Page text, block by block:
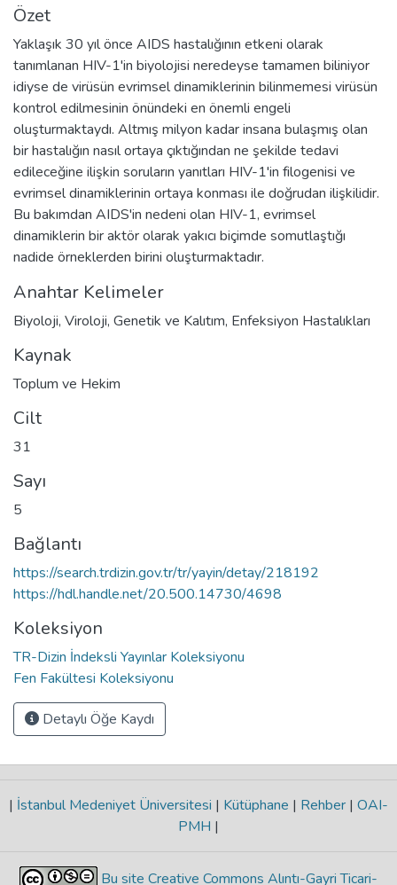
Özet
Yaklaşık 30 yıl önce AIDS hastalığının etkeni olarak
tanımlanan HIV-1'in biyolojisi neredeyse tamamen biliniyor
idiyse de virüsün evrimsel dinamiklerinin bilinmemesi virüsün
kontrol edilmesinin önündeki en önemli engeli
oluşturmaktaydı. Altmış milyon kadar insana bulaşmış olan
bir hastalığın nasıl ortaya çıktığından ne şekilde tedavi
edileceğine ilişkin soruların yanıtları HIV-1'in filogenisi ve
evrimsel dinamiklerinin ortaya konması ile doğrudan ilişkilidir.
Bu bakımdan AIDS'in nedeni olan HIV-1, evrimsel
dinamiklerin bir aktör olarak yakıcı biçimde somutlaştığı
nadide örneklerden birini oluşturmaktadır.
Anahtar Kelimeler
Biyoloji, Viroloji, Genetik ve Kalıtım, Enfeksiyon Hastalıkları
Kaynak
Toplum ve Hekim
Cilt
31
Sayı
5
Bağlantı
https://search.trdizin.gov.tr/tr/yayin/detay/218192
https://hdl.handle.net/20.500.14730/4698
Koleksiyon
TR-Dizin İndeksli Yayınlar Koleksiyonu
Fen Fakültesi Koleksiyonu
Detaylı Öğe Kaydı
| İstanbul Medeniyet Üniversitesi | Kütüphane | Rehber | OAI-
PMH |
Bu site Creative Commons Alıntı-Gayri Ticari-